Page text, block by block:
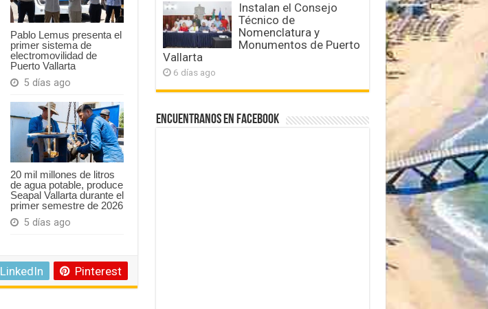
Pablo Lemus presenta el
primer sistema de
electromovilidad de
Puerto Vallarta
5 días ago
20 mil millones de litros
de agua potable, produce
Seapal Vallarta durante el
primer semestre de 2026
5 días ago
LinkedIn Pinterest
Instalan el Consejo
Técnico de
Nomenclatura y
Monumentos de Puerto
Vallarta
6 días ago
Encuentranos en Facebook